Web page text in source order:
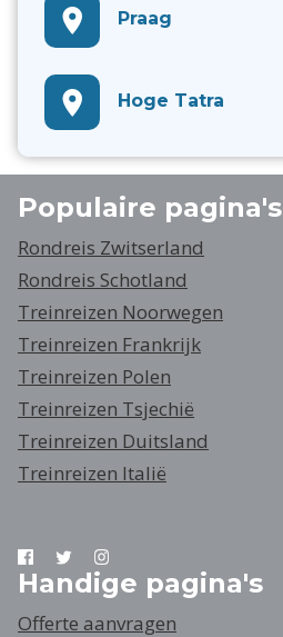
Praag
Hoge Tatra
Populaire pagina's
Rondreis Zwitserland
Rondreis Schotland
Treinreizen Noorwegen
Treinreizen Frankrijk
Treinreizen Polen
Treinreizen Tsjechië
Treinreizen Duitsland
Treinreizen Italië
Handige pagina's
Offerte aanvragen